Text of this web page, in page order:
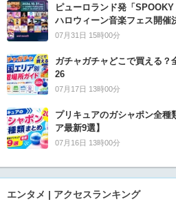
ピューロランド発「
ハロウィーン音楽フェス開催
07月31日 15時00分
ガチャガチャどこで買える？
26
07月17日 13時00分
プリキュアのガシャポン全種
ア最新9選】
07月16日 13時00分
エンタメ | アクセスランキング